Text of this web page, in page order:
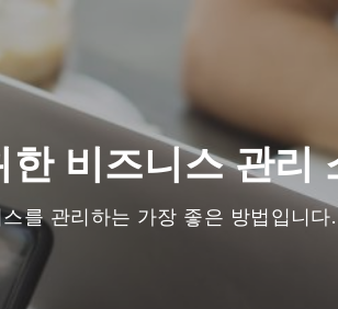
비즈니스 관리
를 관리하는 가장 좋은 방법입니다.